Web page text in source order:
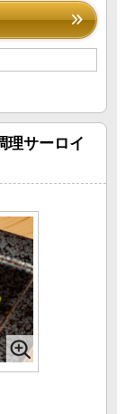
理サーロイ